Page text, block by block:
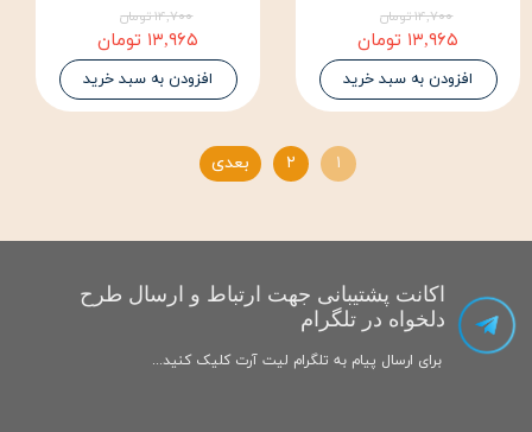
۱۴,۷۰۰ تومان
۱۳,۹۶۵ تومان
افزودن به سبد خرید
۱۴,۷۰۰ تومان
۱۳,۹۶۵ تومان
افزودن به سبد خرید
۱ ۲ بعدی
اکانت پشتیبانی جهت ارتباط و ارسال طرح
دلخواه در تلگرام
برای ارسال پیام به تلگرام لیت آرت کلیک کنید...